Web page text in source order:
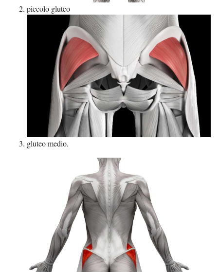
piccolo gluteo
gluteo medio.